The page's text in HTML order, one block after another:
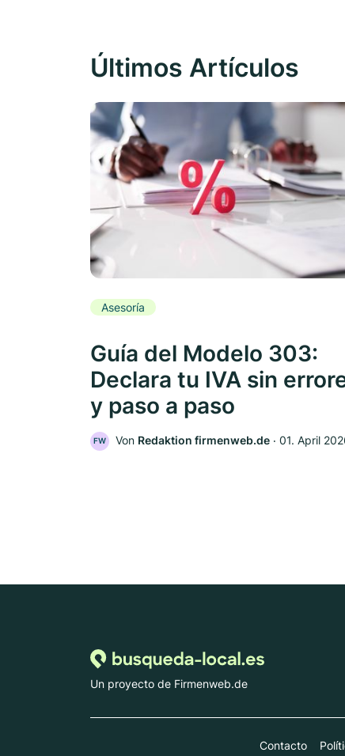
Últimos Artículos
Asesoría
Guía del Modelo 303:
Declara tu IVA sin
y paso a paso
FW Von Redaktion firmenweb.de ‧ 01. April
Un proyecto de Firmenweb.de
Contacto